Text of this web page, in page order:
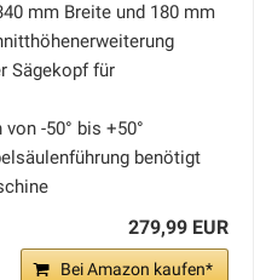
mm Breite und 180 mm
Sägekopf für
-50° bis +50°
benötigt
279,99 EUR
Bei Amazon kaufen*